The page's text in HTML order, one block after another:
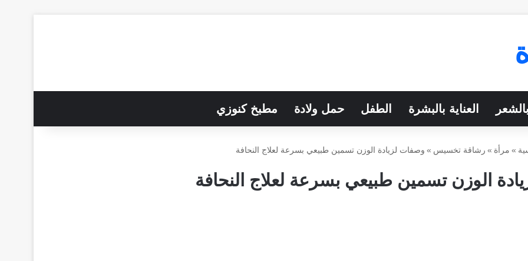
العناية بالبشرة الطفل حمل ولادة مطبخ كنوزي
» مرأة » رشاقة تخسيس » وصفات لزيادة الوزن تسمين طبيعي بسرعة لعلاج النحافة
الوزن تسمين طبيعي بسرعة لعلاج النحافة